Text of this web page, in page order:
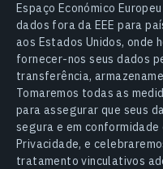
Espaço Económico Europeu
dados fora da EEE para
aos Estados Unidos, onde
fornecer-nos seus dados
transferência,
Tomaremos todas as
para assegurar que seus
segura e em
Privacidade, e
tratamento vinculativos